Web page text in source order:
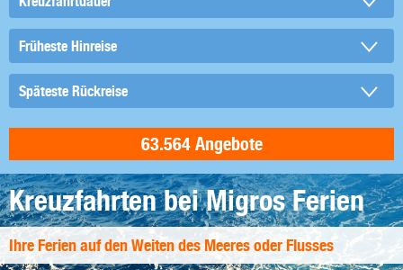
Kreuzfahrten bei Migros Ferien
Ihre Ferien auf den Weiten des Meeres oder Flusses